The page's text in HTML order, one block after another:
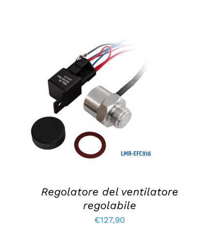
AGGIUNGI AL CARRELLO
DETTAGLI
Regolatore del ventilatore
regolabile
€127,90